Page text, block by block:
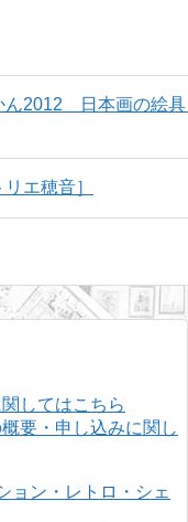
ん2012 日本画の絵
エ穂音］
要・申し込みに関し